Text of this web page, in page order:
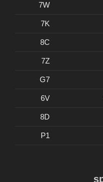
7W
7K
8C
7Z
G7
6V
8D
P1